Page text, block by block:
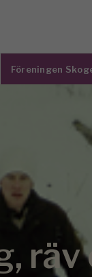
Föreningen
räv